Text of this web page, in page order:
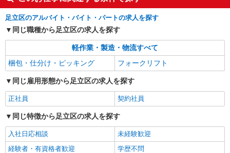
場合） 時給1,400円×8h×22日勤務 ◆月収例
場合） 時給1,800円×8h×22日勤務
キープ
LAPI-Staff株式会社 本社/軽作業窓口
時給1,400円以上＋交通費全額支給 ※夜勤は時
給1,800円以上（深夜手当含む） ◆月収例
246,400円 （日勤シフト10時〜19時 週5日勤務の
場合） 時給1,400円×8h×22日勤務
東京都足立区 ★上記以外にも神奈川県内（相
模原・横浜・川崎など）に多数派遣先有
キープ 詳細を見る
足立区のアルバイト・バイト・パートの求人を探す
同じ職種から足立区の求人を探す
軽作業・製造・物流すべて
梱包・仕分け・ピッキング
フォークリフト
同じ雇用形態から足立区の求人を探す
正社員 契約社員
同じ特徴から足立区の求人を探す
入社日応相談
未経験歓迎
経験者・有資格者歓迎
学歴不問